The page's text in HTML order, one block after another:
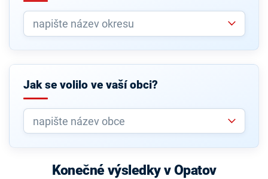
Jak se volilo ve vaší obci?
Konečné výsledky v Opatov